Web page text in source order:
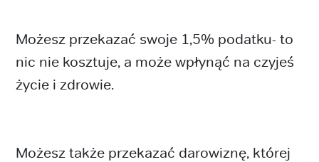
Możesz przekazać swoje 1,5% podatku- to
nic nie kosztuje, a może wpłynąć na czyjeś
życie i zdrowie.
Możesz także przekazać darowiznę, której